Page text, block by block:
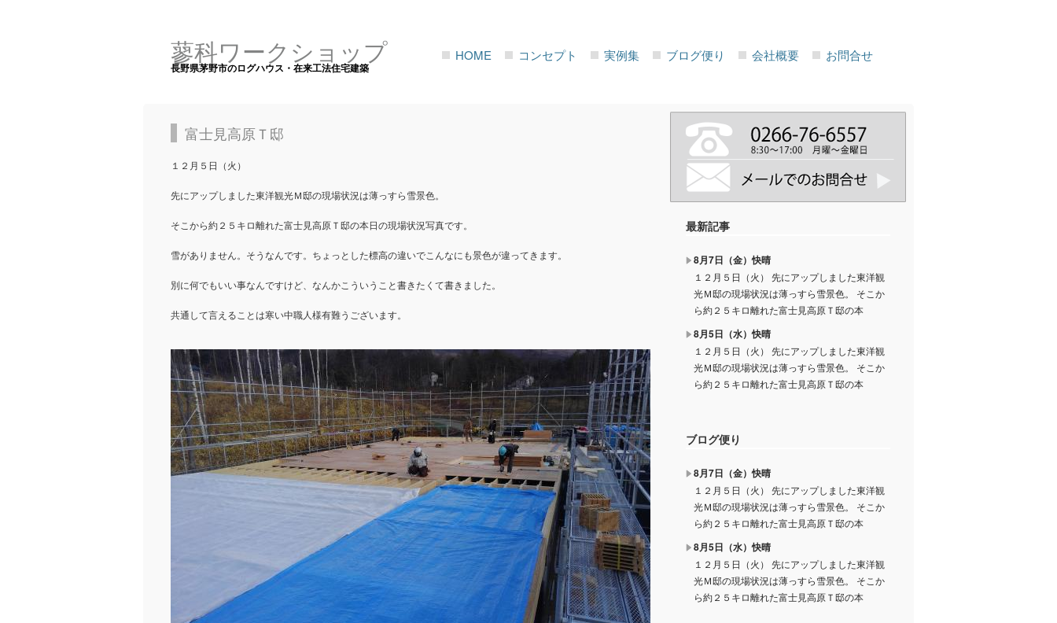
蓼科ワークショップ
長野県茅野市のログハウス・在来工法住宅建築
HOME コンセプト 実例集 ブログ便り 会社概要 お問合せ
富士見高原Ｔ邸
１２月５日（火）
先にアップしました東洋観光Ｍ邸の現場状況は薄っすら雪景色。
そこから約２５キロ離れた富士見高原Ｔ邸の本日の現場状況写真です。
雪がありません。そうなんです。ちょっとした標高の違いでこんなにも景色が違ってきます。
別に何でもいい事なんですけど、なんかこういうこと書きたくて書きました。
共通して言えることは寒い中職人様有難うございます。
最新記事
8月7日（金）快晴
１２月５日（火） 先にアップしました東洋観
光Ｍ邸の現場状況は薄っすら雪景色。 そこか
ら約２５キロ離れた富士見高原Ｔ邸の本
8月5日（水）快晴
１２月５日（火） 先にアップしました東洋観
光Ｍ邸の現場状況は薄っすら雪景色。 そこか
ら約２５キロ離れた富士見高原Ｔ邸の本
ブログ便り
8月7日（金）快晴
１２月５日（火） 先にアップしました東洋観
光Ｍ邸の現場状況は薄っすら雪景色。 そこか
ら約２５キロ離れた富士見高原Ｔ邸の本
8月5日（水）快晴
１２月５日（火） 先にアップしました東洋観
光Ｍ邸の現場状況は薄っすら雪景色。 そこか
ら約２５キロ離れた富士見高原Ｔ邸の本